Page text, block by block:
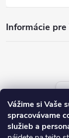
Vážime si Vaše
spracovávame
služieb a
Informácie pre